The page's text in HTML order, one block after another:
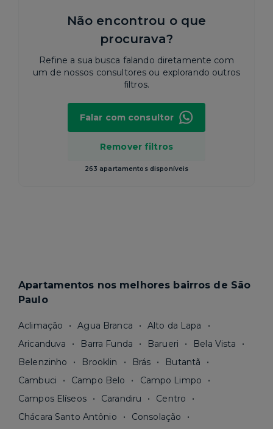
Não encontrou o que
procurava?
Refine a sua busca falando diretamente com
um de nossos consultores ou explorando outros
filtros.
Remover filtros
263 apartamentos disponíveis
Falar com consultor
Apartamentos nos melhores bairros de São
Paulo
Aclimação Agua Branca
Alto da Lapa
Aricanduva
Barra Funda Barueri
Bela Vista
Belenzinho
Brooklin Brás
Butantã
Cambuci
Campo Belo
Campo Limpo
Campos Elíseos
Carandiru
Centro
Chácara Santo Antônio
Consolação